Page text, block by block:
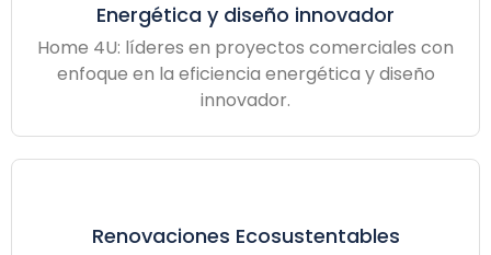
Energética y diseño innovador
Home 4U: líderes en proyectos comerciales con
enfoque en la eficiencia energética y diseño
innovador.
Renovaciones Ecosustentables